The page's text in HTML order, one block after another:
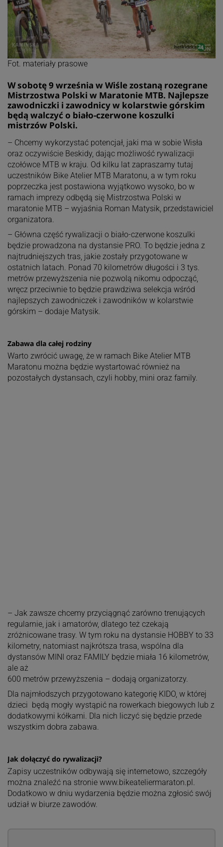
Fot. materiały prasowe
W sobotę 9 września w Wiśle zostaną rozegrane
Mistrzostwa Polski w Maratonie MTB. Najlepsze
zawodniczki i zawodnicy w kolarstwie górskim
będą walczyć o biało-czerwone koszulki
mistrzów Polski.
– Chcemy wykorzystać potencjał, jaki ma w sobie Wisła
oraz oczywiście Beskidy, dając możliwość rywalizacji
czołówce MTB w kraju. Od kilku lat zapraszamy tutaj
uczestników Bike Atelier MTB Maratonu, a w tym roku
poprzeczka jest postawiona wyjątkowo wysoko, bo w
ramach imprezy odbędą się Mistrzostwa Polski w
maratonie MTB – wyjaśnia Roman Matysik, przedstawiciel
organizatora.
– Główna część rywalizacji o biało-czerwone koszulki
będzie prowadzona na dystansie PRO. To będzie jedna z
najtrudniejszych tras, jakie zostały przygotowane w
ostatnich latach. Ponad 70 kilometrów długości i 3 tys.
metrów przewyższenia nie pozwolą nikomu odpocząć,
wręcz przeciwnie to będzie prawdziwa selekcja wśród
najlepszych zawodniczek i zawodników w kolarstwie
górskim – dodaje Matysik.
Zabawa dla całej rodziny
Warto zwrócić uwagę, że w ramach Bike Atelier MTB
Maratonu można będzie wystartować również na
pozostałych dystansach, czyli hobby, mini oraz family.
– Jak zawsze chcemy przyciągnąć zarówno trenujących
regularnie, jak i amatorów, dlatego też czekają
zróżnicowane trasy. W tym roku na dystansie HOBBY to 33
kilometry, natomiast najkrótsza trasa, wspólna dla
dystansów MINI oraz FAMILY będzie miała 16 kilometrów,
ale aż
600 metrów przewyższenia – dodają organizatorzy.
Dla najmłodszych przygotowano kategorię KIDO, w której
dzieci będą mogły wystąpić na rowerkach biegowych lub z
dodatkowymi kółkami. Dla nich liczyć się będzie przede
wszystkim dobra zabawa.
Jak dołączyć do rywalizacji?
Zapisy uczestników odbywają się internetowo, szczegóły
można znaleźć na stronie www.bikeateliermaraton.pl.
Dodatkowo w dniu wydarzenia będzie można zgłosić swój
udział w biurze zawodów.